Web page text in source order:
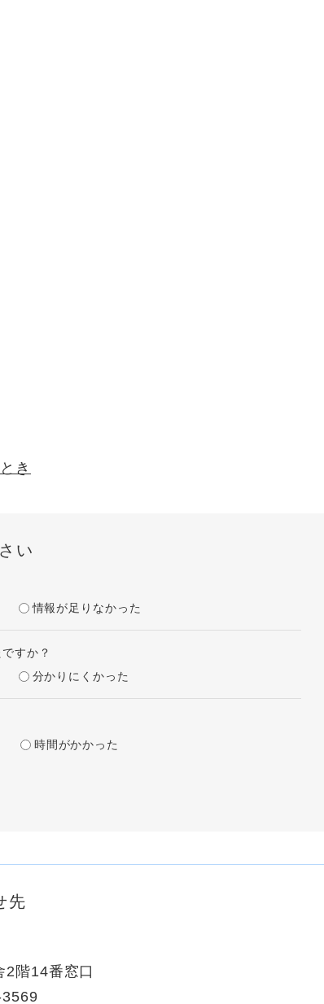
き
い
情報が足りなかった
すか？
分かりにくかった
時間がかかった
先
階14番窓口